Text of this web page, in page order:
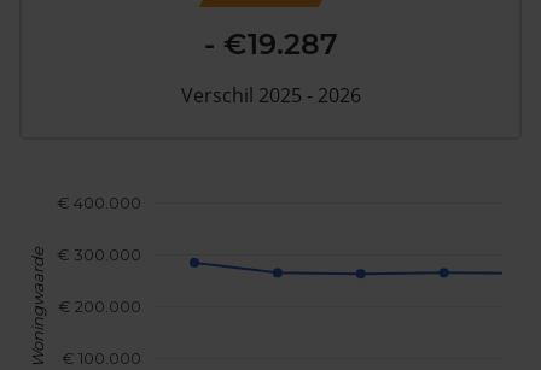
€ 100.000
€ 200.000
€ 300.000
€ 400.000
Woningwaarde
- €19.287
Verschil 2025 - 2026